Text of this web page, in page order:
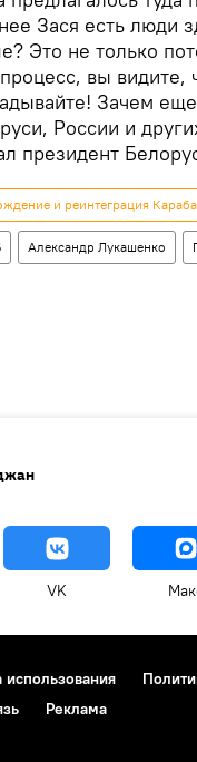
Зася есть люди
Это не только
вы видите,
Зачем
России и
президент
и реинтеграция
Александр Лукашенко
VK
использования
Реклама